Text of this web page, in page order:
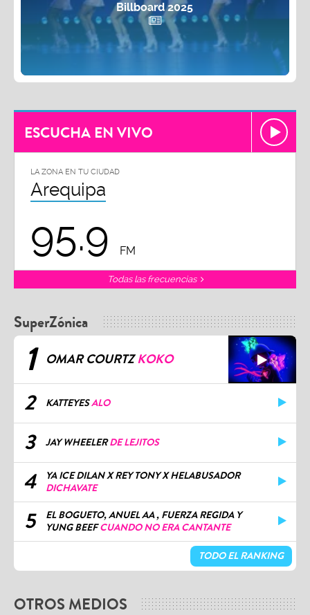
Billboard 2025
ESCUCHA EN VIVO
LA ZONA EN TU CIUDAD
Arequipa
95.9 FM
Todas las frecuencias
SuperZónica
1 OMAR COURTZKOKO
2 KATTEYESALO
3 JAY WHEELERDE LEJITOS
4
YA ICE DILAN X REY TONY X HELABUSADOR
DICHAVATE
5
EL BOGUETO, ANUEL AA , FUERZA REGIDA Y
YUNG BEEFCUANDO NO ERA CANTANTE
TODO EL RANKING
OTROS MEDIOS